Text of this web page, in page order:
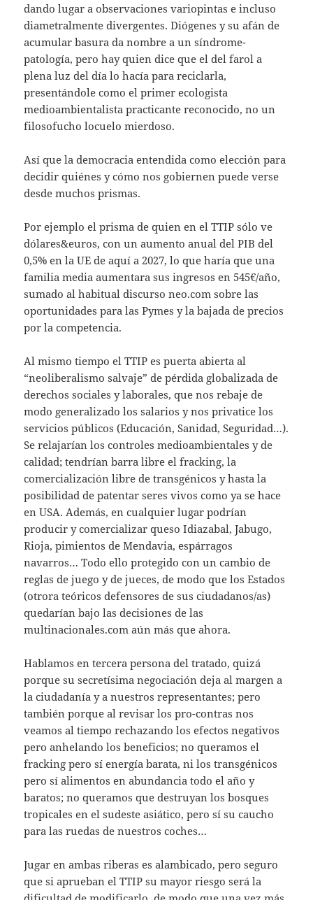
dando lugar a observaciones variopintas e incluso
diametralmente divergentes. Diógenes y su afán de
acumular basura da nombre a un síndrome-
patología, pero hay quien dice que el del farol a
plena luz del día lo hacía para reciclarla,
presentándole como el primer ecologista
medioambientalista practicante reconocido, no un
filosofucho locuelo mierdoso.
Así que la democracia entendida como elección para
decidir quiénes y cómo nos gobiernen puede verse
desde muchos prismas.
Por ejemplo el prisma de quien en el TTIP sólo ve
dólares&euros, con un aumento anual del PIB del
0,5% en la UE de aquí a 2027, lo que haría que una
familia media aumentara sus ingresos en 545€/año,
sumado al habitual discurso neo.com sobre las
oportunidades para las Pymes y la bajada de precios
por la competencia.
Al mismo tiempo el TTIP es puerta abierta al
“neoliberalismo salvaje” de pérdida globalizada de
derechos sociales y laborales, que nos rebaje de
modo generalizado los salarios y nos privatice los
servicios públicos (Educación, Sanidad, Seguridad…).
Se relajarían los controles medioambientales y de
calidad; tendrían barra libre el fracking, la
comercialización libre de transgénicos y hasta la
posibilidad de patentar seres vivos como ya se hace
en USA. Además, en cualquier lugar podrían
producir y comercializar queso Idiazabal, Jabugo,
Rioja, pimientos de Mendavia, espárragos
navarros… Todo ello protegido con un cambio de
reglas de juego y de jueces, de modo que los Estados
(otrora teóricos defensores de sus ciudadanos/as)
quedarían bajo las decisiones de las
multinacionales.com aún más que ahora.
Hablamos en tercera persona del tratado, quizá
porque su secretísima negociación deja al margen a
la ciudadanía y a nuestros representantes; pero
también porque al revisar los pro-contras nos
veamos al tiempo rechazando los efectos negativos
pero anhelando los beneficios; no queramos el
fracking pero sí energía barata, ni los transgénicos
pero sí alimentos en abundancia todo el año y
baratos; no queramos que destruyan los bosques
tropicales en el sudeste asiático, pero sí su caucho
para las ruedas de nuestros coches…
Jugar en ambas riberas es alambicado, pero seguro
que si aprueban el TTIP su mayor riesgo será la